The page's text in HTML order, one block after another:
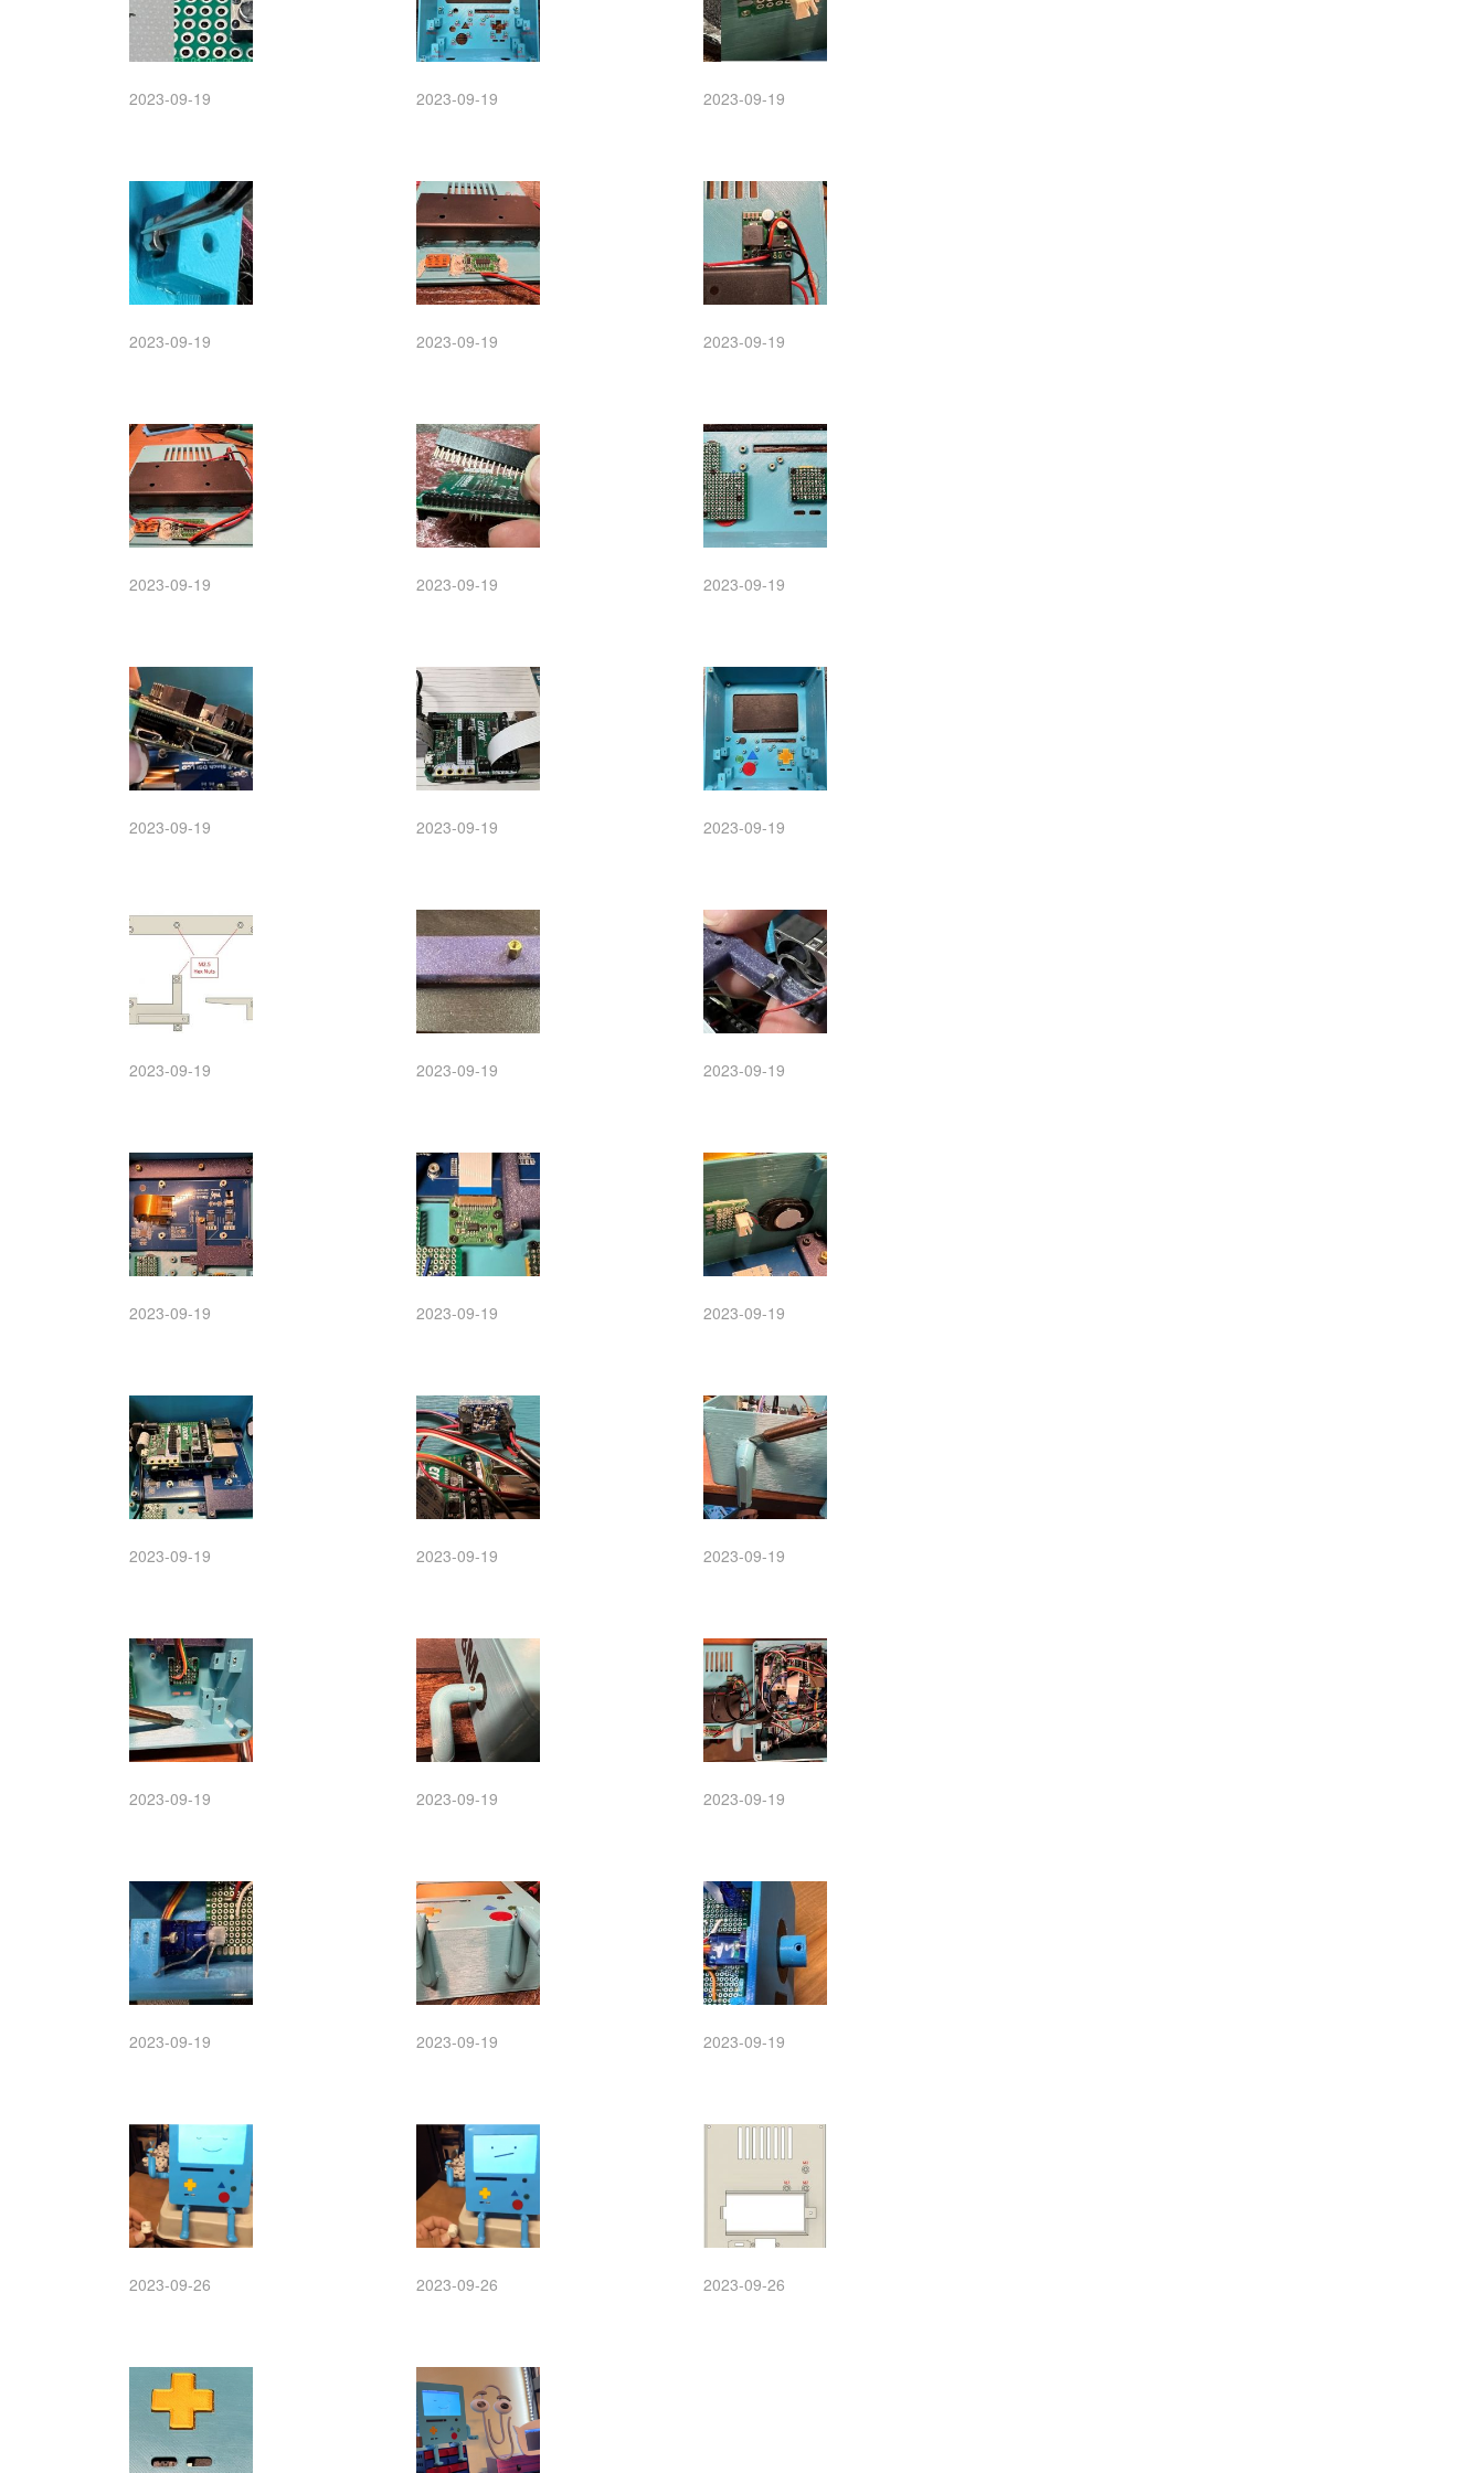
2023-09-19 2023-09-19 2023-09-19
2023-09-19 2023-09-19 2023-09-19
2023-09-19 2023-09-19 2023-09-19
2023-09-19 2023-09-19 2023-09-19
2023-09-19 2023-09-19 2023-09-19
2023-09-19 2023-09-19 2023-09-19
2023-09-19 2023-09-19 2023-09-19
2023-09-19 2023-09-19 2023-09-19
2023-09-19 2023-09-19 2023-09-19
2023-09-26 2023-09-26 2023-09-26